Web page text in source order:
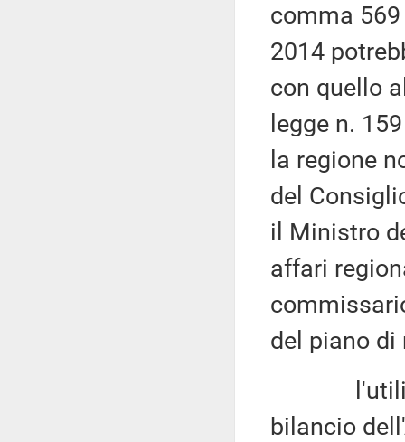
comma
2014
con quello
legge n.
la regione
del
il Ministro
affari
del piano di
l'utilizzo
bilancio